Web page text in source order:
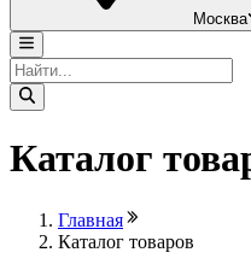
Москва
Каталог
Главная
Каталог товаров